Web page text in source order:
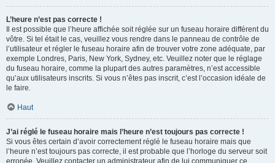
L’heure n’est pas correcte !
Il est possible que l’heure affichée soit réglée sur un fuseau horaire différent du
vôtre. Si tel était le cas, veuillez vous rendre dans le panneau de contrôle de
l’utilisateur et régler le fuseau horaire afin de trouver votre zone adéquate, par
exemple Londres, Paris, New York, Sydney, etc. Veuillez noter que le réglage
du fuseau horaire, comme la plupart des autres paramètres, n’est accessible
qu’aux utilisateurs inscrits. Si vous n’êtes pas inscrit, c’est l’occasion idéale de
le faire.
Haut
J’ai réglé le fuseau horaire mais l’heure n’est toujours pas correcte !
Si vous êtes certain d’avoir correctement réglé le fuseau horaire mais que
l’heure n’est toujours pas correcte, il est probable que l’horloge du serveur soit
erronée. Veuillez contacter un administrateur afin de lui communiquer ce